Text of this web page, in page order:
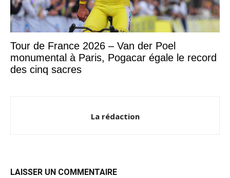
Tour de France 2026 – Van der Poel
monumental à Paris, Pogacar égale le record
des cinq sacres
La rédaction
LAISSER UN COMMENTAIRE